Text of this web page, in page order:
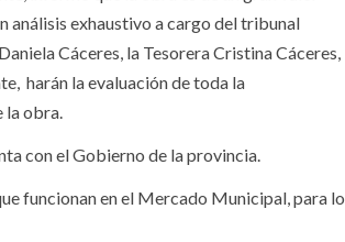
análisis exhaustivo a cargo del tribunal
Cáceres, la Tesorera Cristina Cáceres,
harán la evaluación de toda la
la obra.
con el Gobierno de la provincia.
funcionan en el Mercado Municipal, para lo